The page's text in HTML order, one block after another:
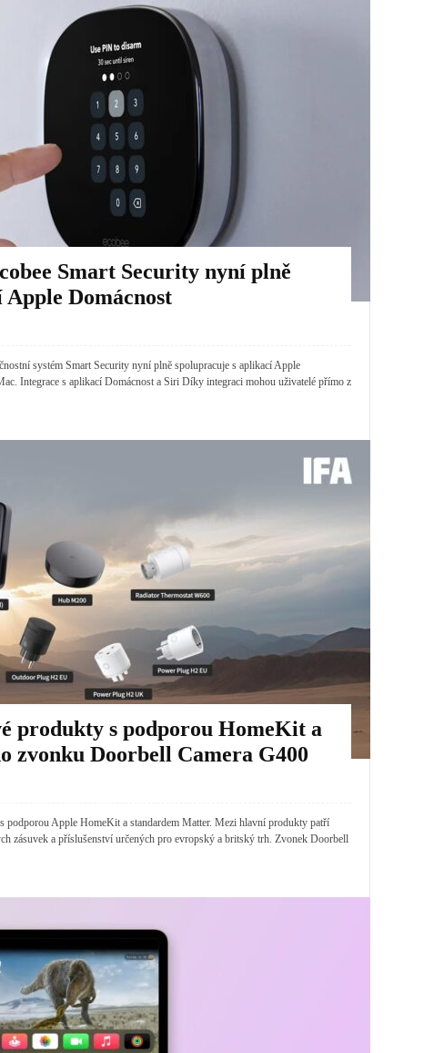
Smart Security nyní plně
Domácnost
systém Smart Security nyní plně spolupracuje s aplikací Apple
Integrace s aplikací Domácnost a Siri Díky integraci mohou uživatelé přímo z
produkty s podporou HomeKit a
zvonku Doorbell Camera G400
podporou Apple HomeKit a standardem Matter. Mezi hlavní produkty patří
zásuvek a příslušenství určených pro evropský a britský trh. Zvonek Doorbell